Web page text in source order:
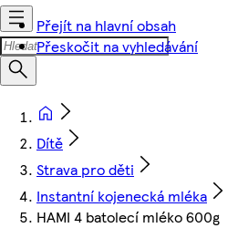
Přejít na hlavní obsah
Přeskočit na vyhledávání
Dítě
Strava pro děti
Instantní kojenecká mléka
HAMI 4 batolecí mléko 600g